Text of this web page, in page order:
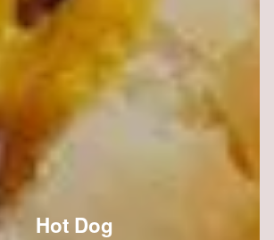
Hot Dog